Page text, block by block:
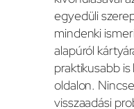
egyedüli
mindenki
alapúról
praktikusabb
oldalon.
visszaadási